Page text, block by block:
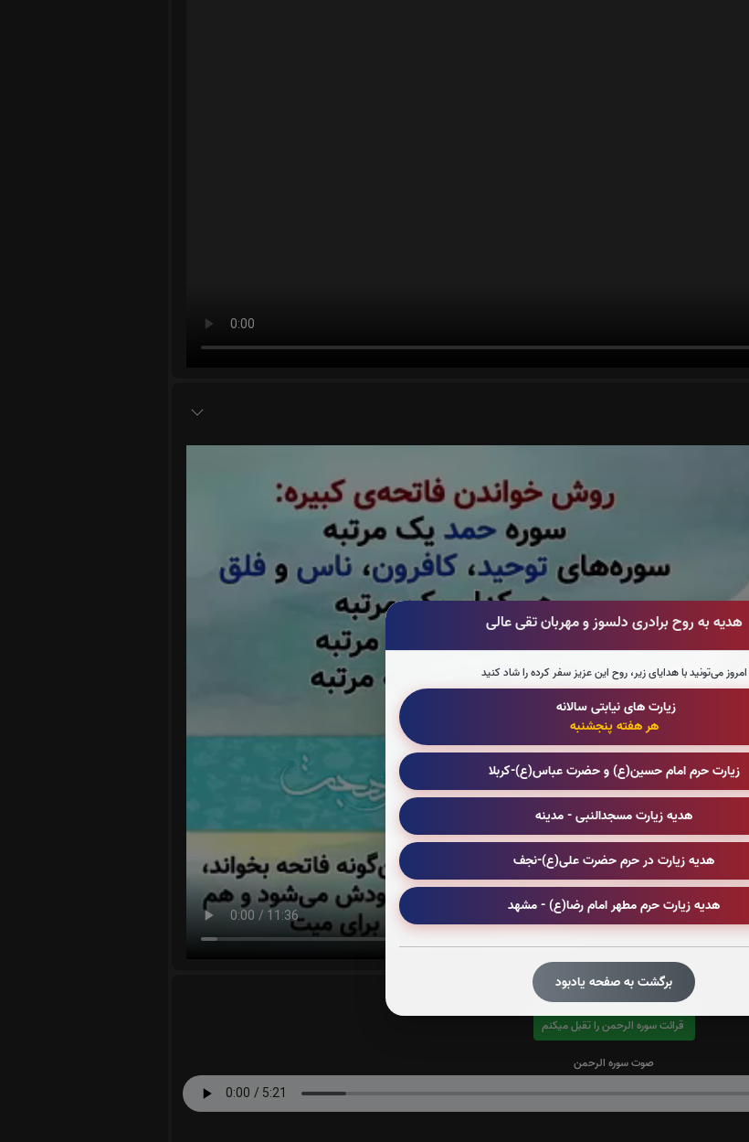
هدیه به روح برادری دلسوز و مهربان تقی عالی
امروز می‌تونید با هدایای زیر، روح این عزیز سفر کرده را شاد کنید
زیارت های نیابتی سالانه
هر هفته پنجشنبه
زیارت حرم امام حسین(ع) و حضرت عباس(ع)-کربلا
هدیه زیارت مسجدالنبی - مدینه
هدیه زیارت در حرم حضرت علی(ع)-نجف
هدیه زیارت حرم مطهر امام رضا(ع) - مشهد
برگشت به صفحه یادبود
قرائت سوره الرحمن را تقبل میکنم
صوت سوره الرحمن